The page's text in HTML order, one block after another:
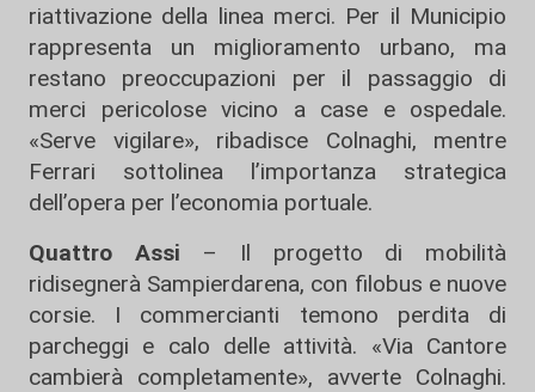
riattivazione della linea merci. Per il Municipio
rappresenta un miglioramento urbano, ma
restano preoccupazioni per il passaggio di
merci pericolose vicino a case e ospedale.
«Serve vigilare», ribadisce Colnaghi, mentre
Ferrari sottolinea l’importanza strategica
dell’opera per l’economia portuale.
Quattro Assi – Il progetto di mobilità
ridisegnerà Sampierdarena, con filobus e nuove
corsie. I commercianti temono perdita di
parcheggi e calo delle attività. «Via Cantore
cambierà completamente», avverte Colnaghi.